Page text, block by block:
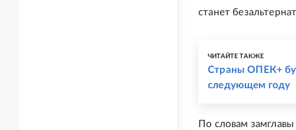
станет
ЧИТАЙТЕ ТАКЖЕ
Страны ОПЕК+
следующем году
По словам